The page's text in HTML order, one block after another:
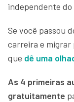
independente do
Se você passou
carreira e migrar
que dê uma
As 4 primeiras
gratuitamente